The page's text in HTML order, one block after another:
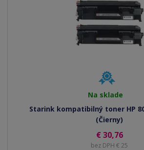
Na sklade
Starink kompatibilný toner HP
(Čierny)
€ 30,76
bez DPH € 25